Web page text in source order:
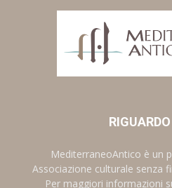
MediterraneoAntico è un
Associazione culturale senza
Per maggiori informazioni